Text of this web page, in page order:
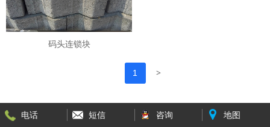
码头连锁块
1 >
电话 短信 咨询 地图